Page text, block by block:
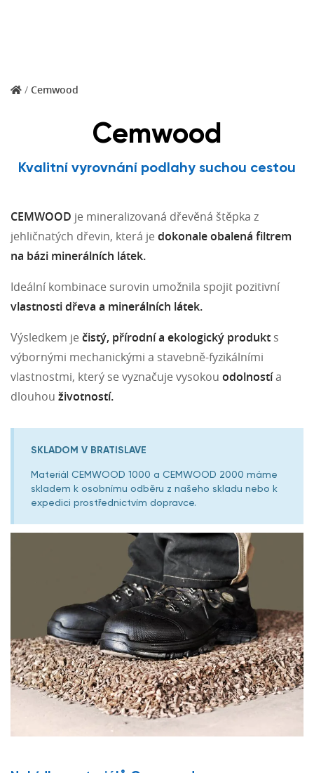
/ Cemwood
Cemwood
Kvalitní vyrovnání podlahy suchou cestou
CEMWOOD je mineralizovaná dřevěná štěpka z
jehličnatých dřevin, která je dokonale obalená filtrem
na bázi minerálních látek.
Ideální kombinace surovin umožnila spojit pozitivní
vlastnosti dřeva a minerálních látek.
Výsledkem je čistý, přírodní a ekologický produkt s
výbornými mechanickými a stavebně-fyzikálními
vlastnostmi, který se vyznačuje vysokou odolnostía
dlouhou životností.
SKLADOM V BRATISLAVE
Materiál CEMWOOD 1000 a CEMWOOD 2000 máme
skladem k osobnímu odběru z našeho skladu nebo k
expedici prostřednictvím dopravce.